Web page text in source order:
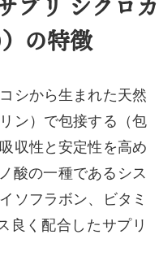
の特徴
シから生まれた天然
ン）で包接する（包
収性と安定性を高め
酸の一種であるシス
ソフラボン、ビタミ
良く配合したサプリ